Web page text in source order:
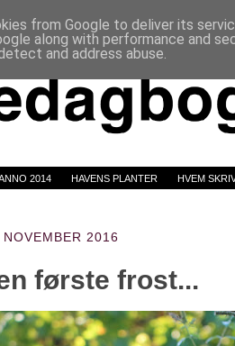
2014 HAVENS PLANTER HVEM
2016
første frost...
from Google to deliver its
along with performance and
and address abuse.